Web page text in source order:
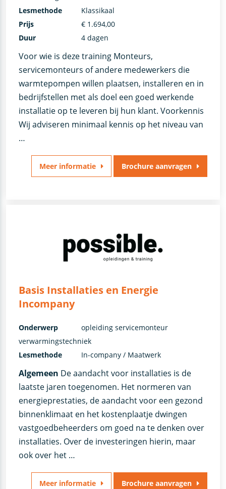
Voor wie is deze training Monteurs,
servicemonteurs of andere medewerkers die
warmtepompen willen plaatsen, installeren en in
bedrijfstellen met als doel een goed werkende
installatie op te leveren bij hun klant. Voorkennis
Wij adviseren minimaal kennis op het niveau van
…
Lesmethode
Klassikaal
Prijs
€ 1.694,00
Duur
4 dagen
Meer informatie Brochure aanvragen
Basis Installaties en Energie
Incompany
Algemeen De aandacht voor installaties is de
laatste jaren toegenomen. Het normeren van
energieprestaties, de aandacht voor een gezond
binnenklimaat en het kostenplaatje dwingen
vastgoedbeheerders om goed na te denken over
installaties. Over de investeringen hierin, maar
ook over het …
Onderwerp
opleiding servicemonteur
verwarmingstechniek
Lesmethode
In-company / Maatwerk
Meer informatie Brochure aanvragen